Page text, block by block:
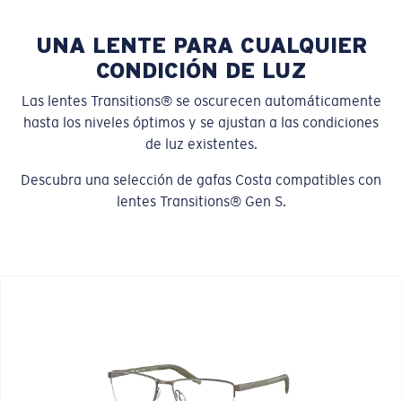
UNA LENTE PARA CUALQUIER
CONDICIÓN DE LUZ
Las lentes Transitions® se oscurecen automáticamente
hasta los niveles óptimos y se ajustan a las condiciones
de luz existentes.
Descubra una selección de gafas Costa compatibles con
lentes Transitions® Gen S.